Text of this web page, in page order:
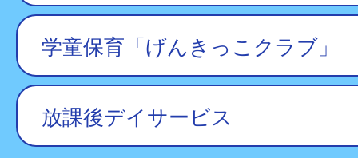
学童保育「げんきっこクラブ」
放課後デイサービス